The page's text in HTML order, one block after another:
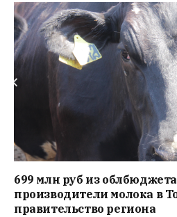
699 млн руб из
производители молока в
правительство региона